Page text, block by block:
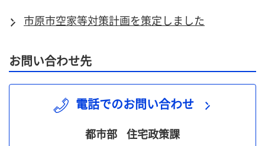
市原市空家等対策計画を策定しました
お問い合わせ先
電話でのお問い合わせ
都市部 住宅政策課